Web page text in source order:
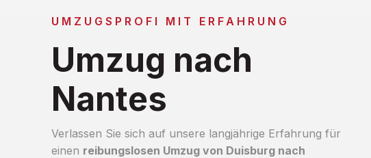
UMZUGSPROFI MIT ERFAHRUNG
Umzug nach
Nantes
Verlassen Sie sich auf unsere langjährige Erfahrung für
einen reibungslosen Umzug von Duisburg nach